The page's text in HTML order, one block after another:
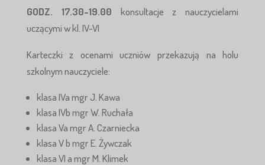
GODZ. 17.30-19.00 konsultacje z nauczycielami
uczącymi w kl. IV-VI
Karteczki z ocenami uczniów przekazują na holu
szkolnym nauczyciele:
klasa IVa mgr J. Kawa
klasa IVb mgr W. Ruchała
klasa Va mgr A. Czarniecka
klasa V b mgr E. Żywczak
klasa VI a mgr M. Klimek